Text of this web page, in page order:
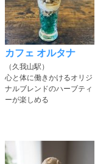
カフェ オルタナ
（久我山駅）
心と体に働きかけるオリジ
ナルブレンドのハーブティ
ーが楽しめる